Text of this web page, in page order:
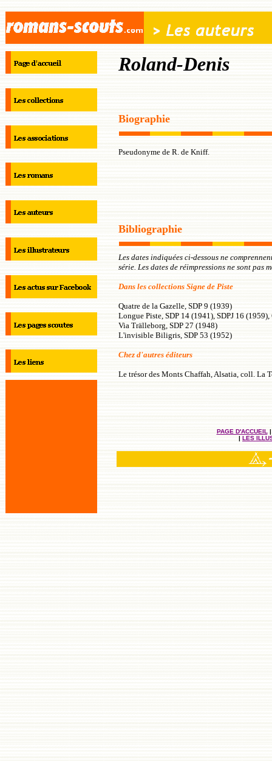
Roland-Denis
Biographie
Pseudonyme de R. de Kniff.
Bibliographie
Les dates indiquées ci-dessous ne
série. Les dates de réimpressions ne sont pas
Dans les collections Signe de Piste
Quatre de la Gazelle, SDP 9 (1939)
Longue Piste, SDP 14 (1941), SDPJ 16
Via Trälleborg, SDP 27 (1948)
L'invisible Biligris, SDP 53 (1952)
Chez d'autres éditeurs
Le trésor des Monts Chaffah, Alsatia, coll. La
PAGE D'ACCUEIL
| LES